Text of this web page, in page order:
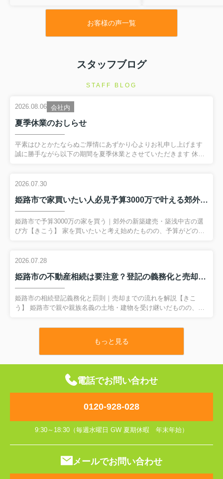
お客様の声一覧
スタッフブログ
STAFF BLOG
2026.08.06 会社内
夏季休業のおしらせ
平素はひとかたならぬご厚情にあずかり心よりお礼申し上げます
誠に勝手ながら以下の期間を夏季休業とさせていただきます 休業
容赦くださいますようお願い申し上げます
2026.07.30
姫路市で家買いたい人必見予算3000万で叶える郊外マイホームの選び方
姫路市で予算3000万の家を買う｜郊外の新築建売・築浅中古の選
び方【きこう】 家を買いたいと考え始めたものの、予算がどのく
る場合、郊外エリアなら新築建売や築浅中古一戸建てなど、複数
など、検討すべきポイントは多く、何から考えれば良いのか分か
りにくいものです。 そこで本記事では、姫路市で家を買いたい方
に向けて、予算3,000万円でどのような暮らしが実現しやすいのか
を、FAQ形式で整理して解説します...
2026.07.28
姫路市の不動産相続は要注意？登記の義務化と売却の流れを解説
姫路市の相続登記義務化と罰則｜売却までの流れを解説【きこ
う】 姫路市で親や親族名義の土地・建物を受け継いだものの、相
からず、そのまま時間だけが過ぎていないでしょうか。 令和6年4
円以下の過料の対象となる可能性があります。特に将来的に売却
を考えている方にとって、登記を放置することは大きなリスクに
なります。 本記事では、相続登記の義務化のポイントと罰則の仕
組み、必要な手続きの流れをFAQ形式で分かりやすく整理し、過
料を避けながら安心して不動産を売却するための...
もっと見る
電話でお問い合わせ
0120-928-028
9:30～18:30（毎週水曜日 GW 夏期休暇 年末年始）
メールでお問い合わせ